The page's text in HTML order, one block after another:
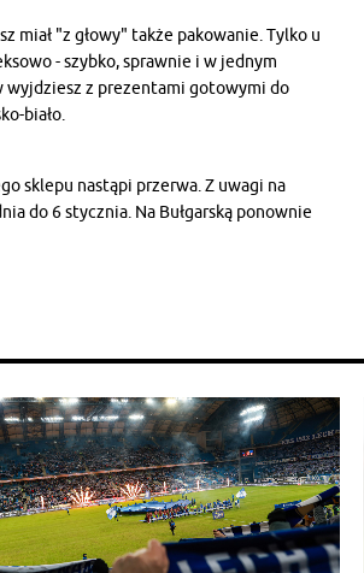
miał "z głowy" także pakowanie. Tylko u
- szybko, sprawnie i w jednym
wyjdziesz z prezentami gotowymi do
biało.
sklepu nastąpi przerwa. Z uwagi na
do 6 stycznia. Na Bułgarską ponownie